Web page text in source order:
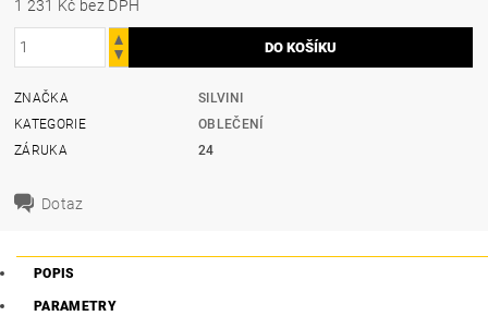
1 231 Kč bez DPH
ZNAČKA
SILVINI
KATEGORIE
OBLEČENÍ
ZÁRUKA
24
Dotaz
POPIS
PARAMETRY